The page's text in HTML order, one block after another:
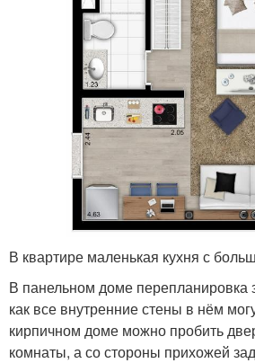
В квартире маленькая кухня с
В панельном доме перепланировка
как все внутренние стены в нём
кирпичном доме можно пробить
комнаты, а со стороны прихожей